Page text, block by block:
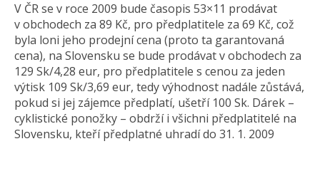
V ČR se v roce 2009 bude časopis 53×11 prodávat
v obchodech za 89 Kč, pro předplatitele za 69 Kč, což
byla loni jeho prodejní cena (proto ta garantovaná
cena), na Slovensku se bude prodávat v obchodech za
129 Sk/4,28 eur, pro předplatitele s cenou za jeden
výtisk 109 Sk/3,69 eur, tedy výhodnost nadále zůstává,
pokud si jej zájemce předplatí, ušetří 100 Sk. Dárek –
cyklistické ponožky – obdrží i všichni předplatitelé na
Slovensku, kteří předplatné uhradí do 31. 1. 2009